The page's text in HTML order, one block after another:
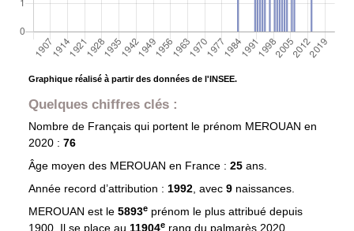
Graphique réalisé à partir des données de l'INSEE.
Quelques chiffres clés :
Nombre de Français qui portent le prénom MEROUAN en
2020 : 76
Âge moyen des MEROUAN en France : 25 ans.
Année record d’attribution : 1992, avec 9 naissances.
MEROUAN est le 5893eprénom le plus attribué depuis
1900. Il se place au 11904e rang du palmarès 2020.